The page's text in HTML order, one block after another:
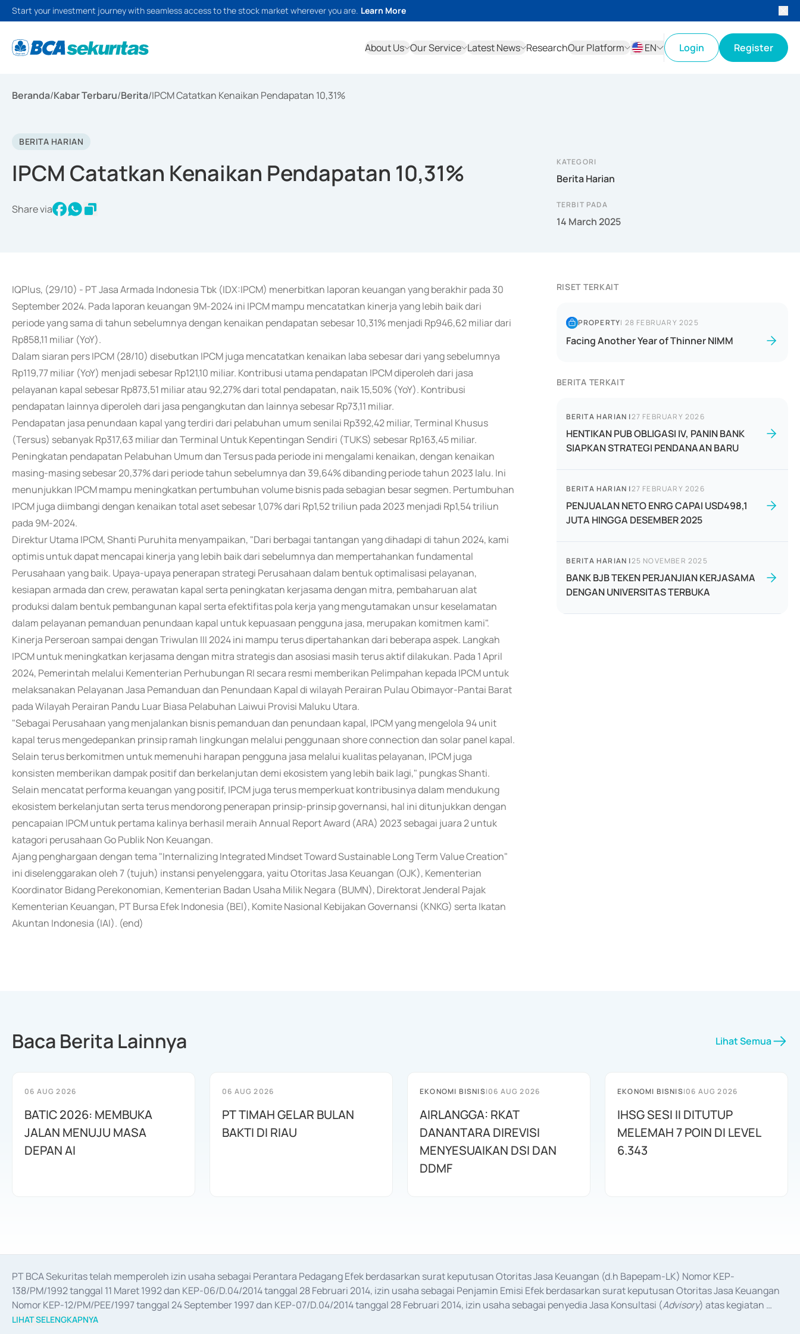
Start your investment journey with seamless access to the stock market wherever you are. Learn More
About Us Our Service Latest News ResearchOur Platform
EN
Login Register
Beranda/Kabar Terbaru/Berita/IPCM Catatkan Kenaikan Pendapatan 10,31%
BERITA HARIAN
IPCM Catatkan Kenaikan Pendapatan 10,31%
Share via
KATEGORI
Berita Harian
TERBIT PADA
14 March 2025
IQPlus, (29/10) - PT Jasa Armada Indonesia Tbk (IDX:IPCM) menerbitkan laporan keuangan yang berakhir pada 30
September 2024. Pada laporan keuangan 9M-2024 ini IPCM mampu mencatatkan kinerja yang lebih baik dari
periode yang sama di tahun sebelumnya dengan kenaikan pendapatan sebesar 10,31% menjadi Rp946,62 miliar dari
Rp858,11 miliar (YoY).
Dalam siaran pers IPCM (28/10) disebutkan IPCM juga mencatatkan kenaikan laba sebesar dari yang sebelumnya
Rp119,77 miliar (YoY) menjadi sebesar Rp121,10 miliar. Kontribusi utama pendapatan IPCM diperoleh dari jasa
pelayanan kapal sebesar Rp873,51 miliar atau 92,27% dari total pendapatan, naik 15,50% (YoY). Kontribusi
pendapatan lainnya diperoleh dari jasa pengangkutan dan lainnya sebesar Rp73,11 miliar.
Pendapatan jasa penundaan kapal yang terdiri dari pelabuhan umum senilai Rp392,42 miliar, Terminal Khusus
(Tersus) sebanyak Rp317,63 miliar dan Terminal Untuk Kepentingan Sendiri (TUKS) sebesar Rp163,45 miliar.
Peningkatan pendapatan Pelabuhan Umum dan Tersus pada periode ini mengalami kenaikan, dengan kenaikan
masing-masing sebesar 20,37% dari periode tahun sebelumnya dan 39,64% dibanding periode tahun 2023 lalu. Ini
menunjukkan IPCM mampu meningkatkan pertumbuhan volume bisnis pada sebagian besar segmen. Pertumbuhan
IPCM juga diimbangi dengan kenaikan total aset sebesar 1,07% dari Rp1,52 triliun pada 2023 menjadi Rp1,54 triliun
pada 9M-2024.
Direktur Utama IPCM, Shanti Puruhita menyampaikan, "Dari berbagai tantangan yang dihadapi di tahun 2024, kami
optimis untuk dapat mencapai kinerja yang lebih baik dari sebelumnya dan mempertahankan fundamental
Perusahaan yang baik. Upaya-upaya penerapan strategi Perusahaan dalam bentuk optimalisasi pelayanan,
kesiapan armada dan crew, perawatan kapal serta peningkatan kerjasama dengan mitra, pembaharuan alat
produksi dalam bentuk pembangunan kapal serta efektifitas pola kerja yang mengutamakan unsur keselamatan
dalam pelayanan pemanduan penundaan kapal untuk kepuasaan pengguna jasa, merupakan komitmen kami".
Kinerja Perseroan sampai dengan Triwulan III 2024 ini mampu terus dipertahankan dari beberapa aspek. Langkah
IPCM untuk meningkatkan kerjasama dengan mitra strategis dan asosiasi masih terus aktif dilakukan. Pada 1 April
2024, Pemerintah melalui Kementerian Perhubungan RI secara resmi memberikan Pelimpahan kepada IPCM untuk
melaksanakan Pelayanan Jasa Pemanduan dan Penundaan Kapal di wilayah Perairan Pulau Obimayor-Pantai Barat
pada Wilayah Perairan Pandu Luar Biasa Pelabuhan Laiwui Provisi Maluku Utara.
"Sebagai Perusahaan yang menjalankan bisnis pemanduan dan penundaan kapal, IPCM yang mengelola 94 unit
kapal terus mengedepankan prinsip ramah lingkungan melalui penggunaan shore connection dan solar panel kapal.
Selain terus berkomitmen untuk memenuhi harapan pengguna jasa melalui kualitas pelayanan, IPCM juga
konsisten memberikan dampak positif dan berkelanjutan demi ekosistem yang lebih baik lagi," pungkas Shanti.
Selain mencatat performa keuangan yang positif, IPCM juga terus memperkuat kontribusinya dalam mendukung
ekosistem berkelanjutan serta terus mendorong penerapan prinsip-prinsip governansi, hal ini ditunjukkan dengan
pencapaian IPCM untuk pertama kalinya berhasil meraih Annual Report Award (ARA) 2023 sebagai juara 2 untuk
katagori perusahaan Go Publik Non Keuangan.
Ajang penghargaan dengan tema "Internalizing Integrated Mindset Toward Sustainable Long Term Value Creation"
ini diselenggarakan oleh 7 (tujuh) instansi penyelenggara, yaitu Otoritas Jasa Keuangan (OJK), Kementerian
Koordinator Bidang Perekonomian, Kementerian Badan Usaha Milik Negara (BUMN), Direktorat Jenderal Pajak
Kementerian Keuangan, PT Bursa Efek Indonesia (BEI), Komite Nasional Kebijakan Governansi (KNKG) serta Ikatan
Akuntan Indonesia (IAI). (end)
RISET TERKAIT
PROPERTY| 28 FEBRUARY 2025
Facing Another Year of Thinner NIMM
BERITA TERKAIT
BERITA HARIAN |27 FEBRUARY 2026
HENTIKAN PUB OBLIGASI IV, PANIN BANK
SIAPKAN STRATEGI PENDANAAN BARU
BERITA HARIAN |27 FEBRUARY 2026
PENJUALAN NETO ENRG CAPAI USD498,1
JUTA HINGGA DESEMBER 2025
BERITA HARIAN |25 NOVEMBER 2025
BANK BJB TEKEN PERJANJIAN KERJASAMA
DENGAN UNIVERSITAS TERBUKA
Baca Berita Lainnya Lihat Semua
06 AUG 2026
BATIC 2026: MEMBUKA
JALAN MENUJU MASA
DEPAN AI
06 AUG 2026
PT TIMAH GELAR BULAN
BAKTI DI RIAU
EKONOMI BISNIS|06 AUG 2026
AIRLANGGA: RKAT
DANANTARA DIREVISI
MENYESUAIKAN DSI DAN
DDMF
EKONOMI BISNIS|06 AUG 2026
IHSG SESI II DITUTUP
MELEMAH 7 POIN DI LEVEL
6.343
PT BCA Sekuritas telah memperoleh izin usaha sebagai Perantara Pedagang Efek berdasarkan surat keputusan Otoritas Jasa Keuangan (d.h Bapepam-LK) Nomor KEP-
138/PM/1992 tanggal 11 Maret 1992 dan KEP-06/D.04/2014 tanggal 28 Februari 2014, izin usaha sebagai Penjamin Emisi Efek berdasarkan surat keputusan Otoritas Jasa Keuangan
Nomor KEP-12/PM/PEE/1997 tanggal 24 September 1997 dan KEP-07/D.04/2014 tanggal 28 Februari 2014, izin usaha sebagai penyedia Jasa Konsultasi (Advisory) atas kegiatan
merger, akuisisi, divestasi, dan
LIHAT SELENGKAPNYA